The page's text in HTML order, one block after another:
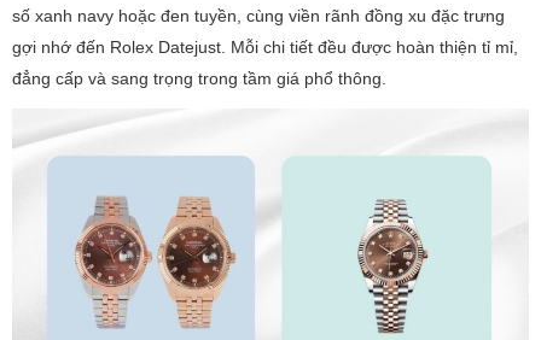
số xanh navy hoặc đen tuyền, cùng viền rãnh đồng xu đặc trưng
gợi nhớ đến Rolex Datejust. Mỗi chi tiết đều được hoàn thiện tỉ mỉ,
đẳng cấp và sang trọng trong tầm giá phổ thông.